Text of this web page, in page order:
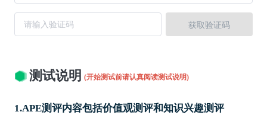
获取验证码
测试说明 (开始测试前请认真阅读测试说明)
1.APE测评内容包括价值观测评和知识兴趣测评